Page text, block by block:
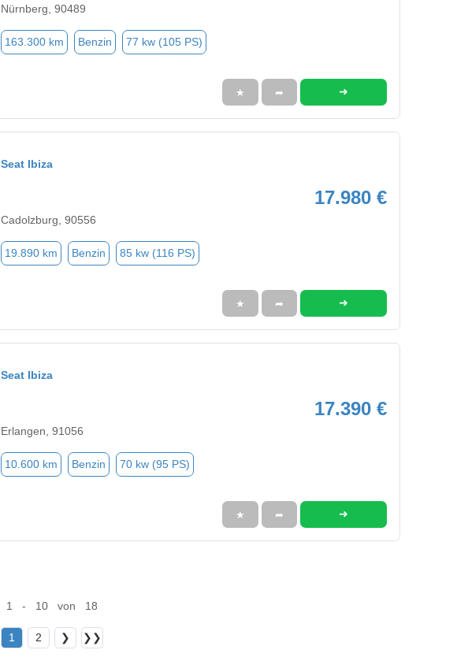
Nürnberg, 90489
163.300 km Benzin 77 kw (105 PS)
★ ➦ ➜
Seat Ibiza
17.980 €
Cadolzburg, 90556
19.890 km Benzin 85 kw (116 PS)
★ ➦ ➜
Seat Ibiza
17.390 €
Erlangen, 91056
10.600 km Benzin 70 kw (95 PS)
★ ➦ ➜
1 - 10 von 18
1 2 ❯ ❯❯